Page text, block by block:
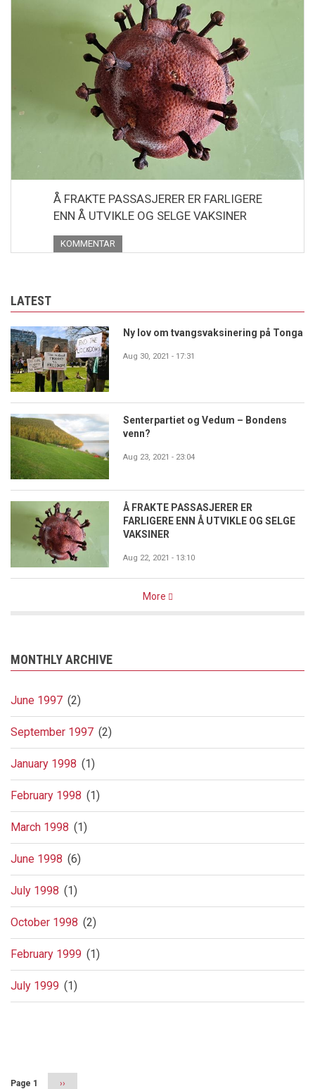
Å FRAKTE PASSASJERER ER FARLIGERE
ENN Å UTVIKLE OG SELGE VAKSINER
KOMMENTAR
LATEST
Ny lov om tvangsvaksinering på Tonga
Aug 30, 2021 - 17:31
Senterpartiet og Vedum – Bondens
venn?
Aug 23, 2021 - 23:04
Å FRAKTE PASSASJERER ER
FARLIGERE ENN Å UTVIKLE OG SELGE
VAKSINER
Aug 22, 2021 - 13:10
More
MONTHLY ARCHIVE
June 1997 (2)
September 1997 (2)
January 1998 (1)
February 1998 (1)
March 1998 (1)
June 1998 (6)
July 1998 (1)
October 1998 (2)
February 1999 (1)
July 1999 (1)
Page 1
Next
››